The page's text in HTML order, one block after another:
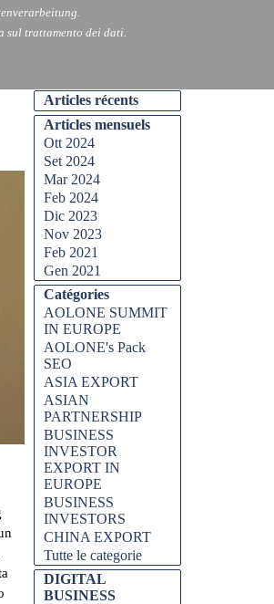
sul trattamento dei dati.
Articles récents
Articles mensuels
Ott 2024
Set 2024
Mar 2024
Feb 2024
Dic 2023
Nov 2023
Feb 2021
Gen 2021
Catégories
AOLONE SUMMIT
IN EUROPE
AOLONE's Pack
SEO
ASIA EXPORT
ASIAN
PARTNERSHIP
BUSINESS
INVESTOR
EXPORT IN
EUROPE
BUSINESS
INVESTORS
CHINA EXPORT
Tutte le categorie
DIGITAL
BUSINESS